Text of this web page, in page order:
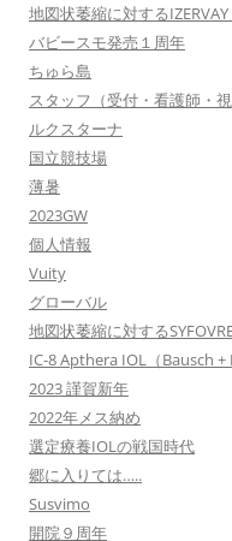
地図状萎縮に対する
バビースモ発売１周年
ちゅら島
スタッフ（受付・看護師・
ルクスターナ
国立競技場
薄暑
2023GW
個人情報
Vuity
グローバル
地図状萎縮に対する
IC-8 Apthera IOL（Bausch +
2023 謹賀新年
2022年メス納め
選定療養IOLの戦国時代
郷に入りては…..
Susvimo
開院９周年